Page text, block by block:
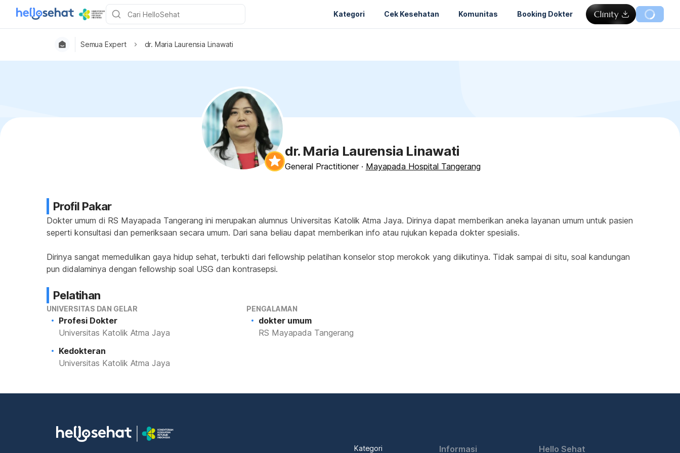
Kategori Cek Kesehatan Komunitas Booking Dokter
Semua Expert dr. Maria Laurensia Linawati
dr. Maria Laurensia Linawati
General Practitioner · Mayapada Hospital Tangerang
Profil Pakar
Dokter umum di RS Mayapada Tangerang ini merupakan alumnus Universitas Katolik Atma Jaya. Dirinya dapat memberikan aneka layanan umum untuk pasien
seperti konsultasi dan pemeriksaan secara umum. Dari sana beliau dapat memberikan info atau rujukan kepada dokter spesialis.
Dirinya sangat memedulikan gaya hidup sehat, terbukti dari fellowship pelatihan konselor stop merokok yang diikutinya. Tidak sampai di situ, soal kandungan
pun didalaminya dengan fellowship soal USG dan kontrasepsi.
Pelatihan
UNIVERSITAS DAN GELAR
Profesi Dokter
Universitas Katolik Atma Jaya
Kedokteran
Universitas Katolik Atma Jaya
PENGALAMAN
dokter umum
RS Mayapada Tangerang
Kategori Informasi Hello Sehat